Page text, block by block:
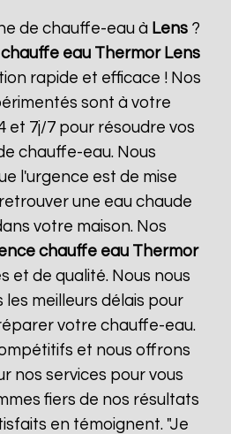
de chauffe-eau à Lens?
eau Thermor Lens
rapide et efficace ! Nos
sont à votre
et 7j/7 pour résoudre vos
chauffe-eau. Nous
l'urgence est de mise
une eau chaude
votre maison. Nos
chauffe eau Thermor
et de qualité. Nous nous
meilleurs délais pour
votre chauffe-eau.
et nous offrons
nos services pour vous
fiers de nos résultats
en témoignent. "Je